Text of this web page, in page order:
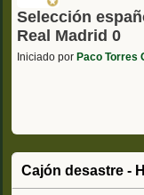
Selección
Real Madrid 0
Iniciado por Paco Torres
Cajón desastre -